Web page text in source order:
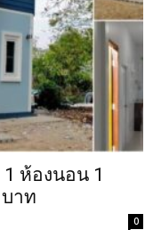
ห้องนอน 1
าท
0